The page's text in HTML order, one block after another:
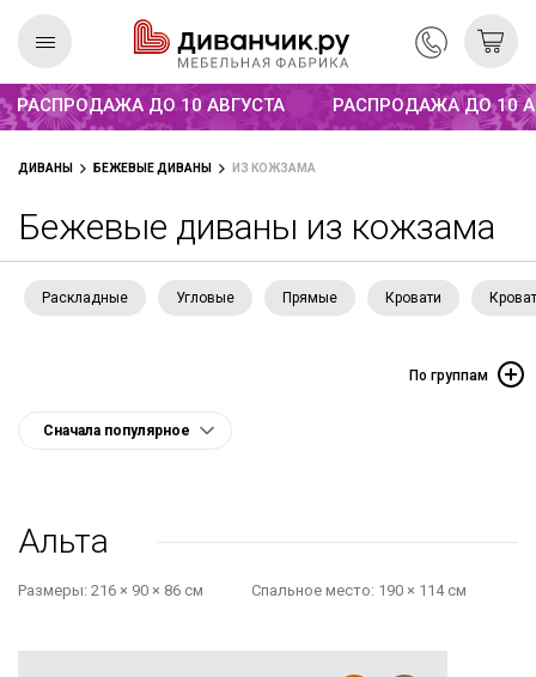
Распродажа до 10 августа
ДО 10 АВГУСТА
РАСПРОДАЖА ДО 10
ДИВАНЫ БЕЖЕВЫЕ ДИВАНЫ ИЗ КОЖЗАМА
Бежевые диваны из кожзама
Раскладные Угловые Прямые Кровати
По группам
Альта
Размеры: 216 × 90 × 86 см Cпальное место: 190 × 114 см
коллекция